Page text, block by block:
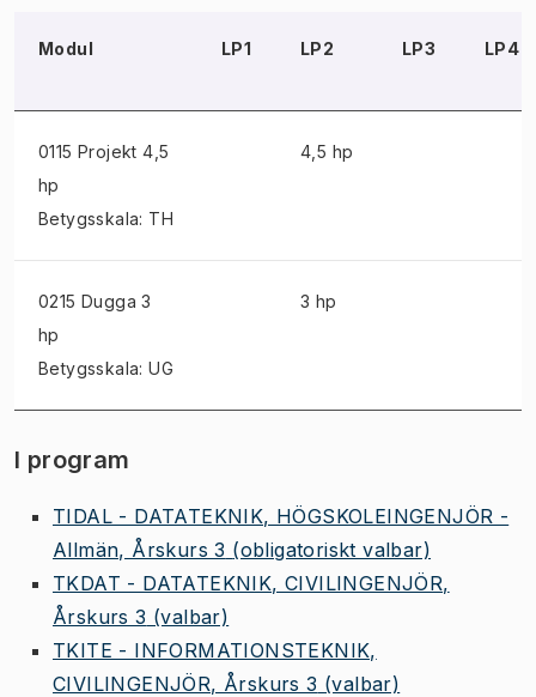
Modul LP1 LP2 LP3 LP4
0115 Projekt 4,5
hp
Betygsskala: TH
4,5 hp
0215 Dugga 3
hp
Betygsskala: UG
3 hp
I program
TIDAL - DATATEKNIK, HÖGSKOLEINGENJÖR -
Allmän, Årskurs 3 (obligatoriskt valbar)
TKDAT - DATATEKNIK, CIVILINGENJÖR,
Årskurs 3 (valbar)
TKITE - INFORMATIONSTEKNIK,
CIVILINGENJÖR, Årskurs 3 (valbar)